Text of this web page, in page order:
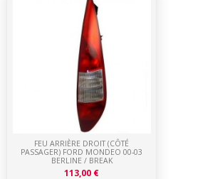
FEU ARRIÈRE DROIT (CÔTÉ
PASSAGER) FORD MONDEO 00-03
BERLINE / BREAK
113,00 €